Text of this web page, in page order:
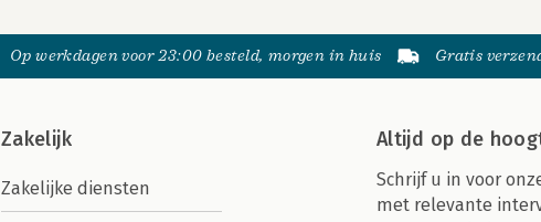
Op werkdagen voor 23:00 besteld, morgen in huis Gratis
Zakelijk
Zakelijke diensten
Altijd op de
Schrijf u in voor
met relevante